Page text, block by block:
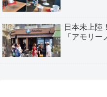
日本未上陸
「アモリー